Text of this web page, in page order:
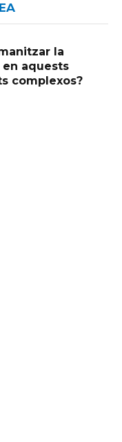
la
aquests
complexos?